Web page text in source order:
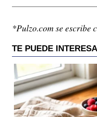
*Pulzo.com se escribe